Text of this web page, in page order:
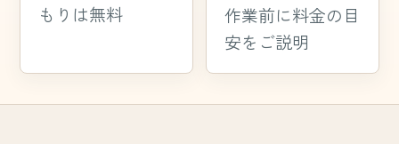
もりは無料
作業前に料金の目
安をご説明